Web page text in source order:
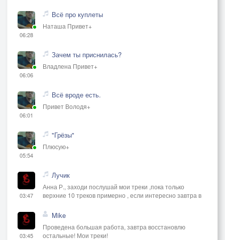
06:28
Всё про куплеты
Наташа Привет+
06:06
Зачем ты приснилась?
Владлена Привет+
06:01
Всё вроде есть.
Привет Володя+
05:54
"Грёзы"
Плюсую+
03:47
Лучик
Анна Р., заходи послушай мои треки ,пока только
верхние 10 треков примерно , если интересно завтра в
03:45
Mike
Проведена большая работа, завтра восстановлю
остальные! Мои треки!